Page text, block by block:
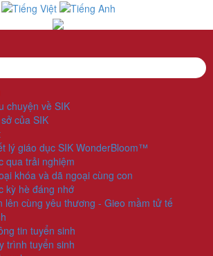
chuyện về SIK
của SIK
lý giáo dục SIK WonderBloom™
qua trải nghiệm
khóa và dã ngoại cùng con
kỳ hè đáng nhớ
lên cùng yêu thương - Gieo mầm tử tế
tin tuyển sinh
trình tuyển sinh